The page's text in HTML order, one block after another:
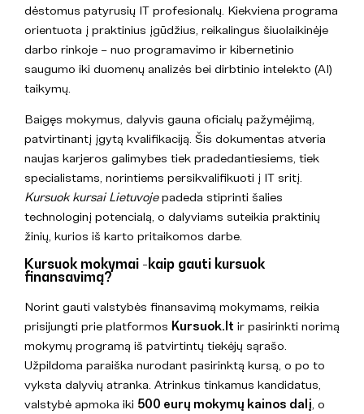
dėstomus patyrusių IT profesionalų. Kiekviena programa
orientuota į praktinius įgūdžius, reikalingus šiuolaikinėje
darbo rinkoje – nuo programavimo ir kibernetinio
saugumo iki duomenų analizės bei dirbtinio intelekto (AI)
taikymų.
Baigęs mokymus, dalyvis gauna oficialų pažymėjimą,
patvirtinantį įgytą kvalifikaciją. Šis dokumentas atveria
naujas karjeros galimybes tiek pradedantiesiems, tiek
specialistams, norintiems persikvalifikuoti į IT sritį.
Kursuok kursai Lietuvoje padeda stiprinti šalies
technologinį potencialą, o dalyviams suteikia praktinių
žinių, kurios iš karto pritaikomos darbe.
Kursuok mokymai -kaip gauti kursuok
finansavimą?
Norint gauti valstybės finansavimą mokymams, reikia
prisijungti prie platformos Kursuok.lt ir pasirinkti norimą
mokymų programą iš patvirtintų tiekėjų sąrašo.
Užpildoma paraiška nurodant pasirinktą kursą, o po to
vyksta dalyvių atranka. Atrinkus tinkamus kandidatus,
valstybė apmoka iki 500 eurų mokymų kainos dalį, o